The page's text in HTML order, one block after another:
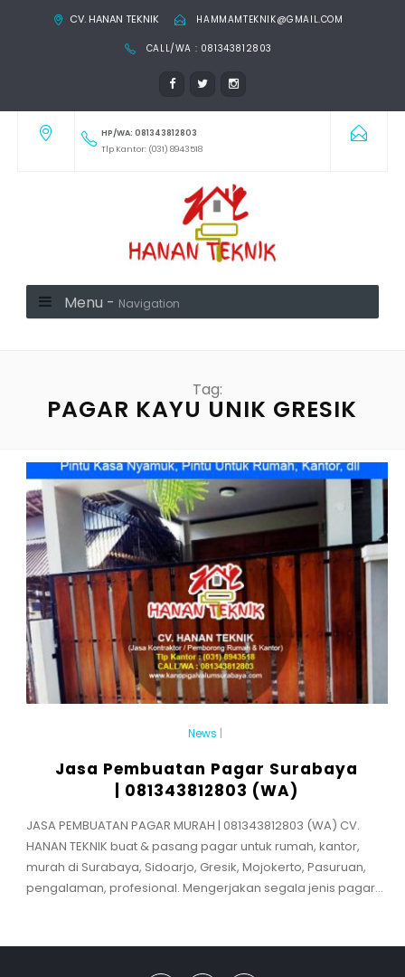
CV. HANAN TEKNIK HAMMAMTEKNIK@GMAIL.COM
CALL/WA : 081343812803
HP/WA: 081343812803
Tlp Kantor: (031) 8943518
Menu - Navigation
Tag:
PAGAR KAYU UNIK GRESIK
News |
Jasa Pembuatan Pagar Surabaya
| 081343812803 (WA)
JASA PEMBUATAN PAGAR MURAH | 081343812803 (WA) CV.
HANAN TEKNIK buat & pasang pagar untuk rumah, kantor,
murah di Surabaya, Sidoarjo, Gresik, Mojokerto, Pasuruan,
pengalaman, profesional. Mengerjakan segala jenis pagar...